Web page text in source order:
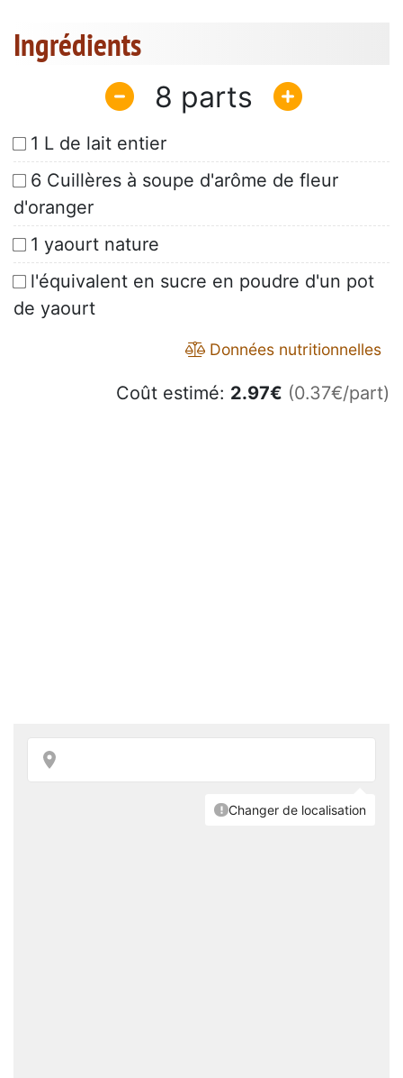
Ingrédients
8
1 L de lait entier
6 Cuillères à soupe d'arôme de fleur
d'oranger
1 yaourt nature
l'équivalent en sucre en poudre d'un pot
de yaourt
Données nutritionnelles
Coût estimé: 2.97€ (0.37€/part)